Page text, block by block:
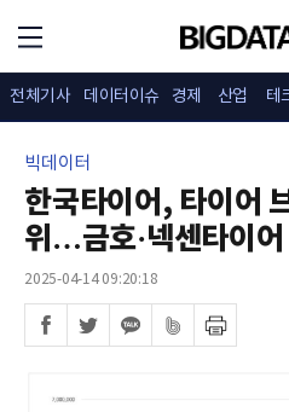
전체기사 데이터이슈 경제 산업 테
빅데이터
한국타이어, 타이어
위…금호·넥센타이어
2025-04-14 09:20:18